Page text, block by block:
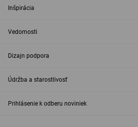
Inšpirácia
Vedomosti
Dizajn podpora
Údržba a starostlivosť
Prihlásenie k odberu noviniek